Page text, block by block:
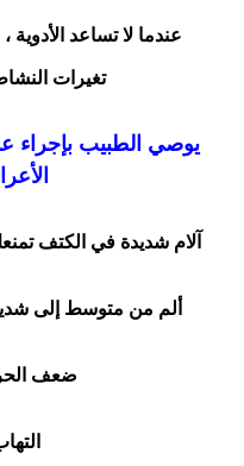
عندما لا تساعد الأدوية
تغيرات
يوصي الطبيب بإجراء
آلام شديدة في الكتف
ألم من متوسط إلى
ضعف